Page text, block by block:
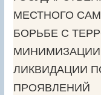
МЕСТНОГО
БОРЬБЕ С
МИНИМИЗАЦИИ
ЛИКВИДАЦИИ
ПРОЯВЛЕНИЙ